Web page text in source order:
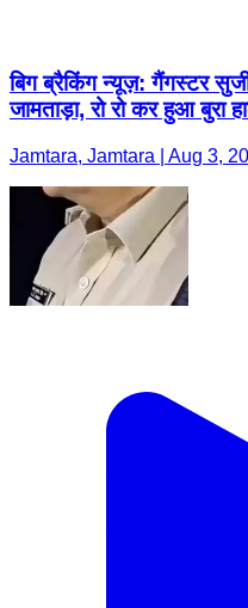
बिग ब्रैकिंग न्यूज़: गैंगस्टर
जामताड़ा, रो रो कर हुआ बुरा
Jamtara, Jamtara | Aug 3,